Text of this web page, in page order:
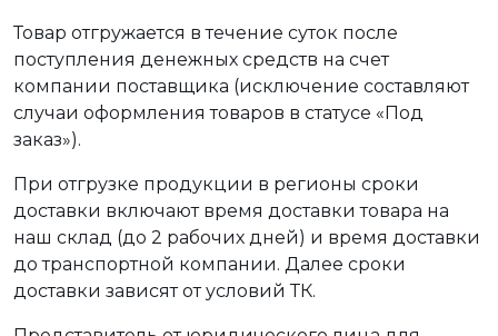
Товар отгружается в течение суток после
поступления денежных средств на счет
компании поставщика (исключение составляют
случаи оформления товаров в статусе «Под
заказ»).
При отгрузке продукции в регионы сроки
доставки включают время доставки товара на
наш склад (до 2 рабочих дней) и время доставки
до транспортной компании. Далее сроки
доставки зависят от условий ТК.